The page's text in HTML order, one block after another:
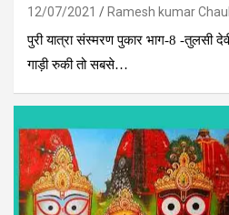
12/07/2021
Ramesh kumar
पुरी यात्रा संस्मरण पुकार भाग-8 -तुलसी
गाड़ी रुकी तो सबसे…